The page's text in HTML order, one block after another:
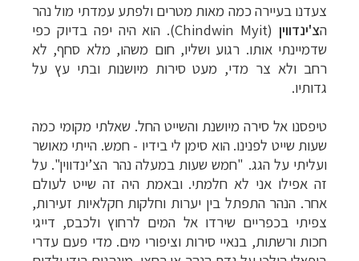
צעדנו בעיירה כמה מאות מטרים ולפתע עמדתי מול נהר
הצ'ינדווין (Chindwin Myit). הוא היה יפה בדיוק כפי
שדמיינתי אותו. רגוע ושליו, חום משהו, מלא סחף, לא
רחב ולא צר מדי, מעט סירות מיושנות ובתי עץ על
גדותיו.
טיפסנו אל סירה מיושנת והשייט החל. שאלתי מקומי כמה
שעות שייט לפנינו. הוא סימן לי בידיו - חמש. הייתי מאושר
ועליתי על הגג. "חמש שעות במעלה נהר הצ’ינדווין". על
זה אפילו אני לא חלמתי. ובאמת היה זה שייט לעולם
אחר. הנהר התפתל בין יערות וחלקות חקלאיות זעירות,
צפיתי בכפריים שירדו אל המים לרחוץ ולכבס, דייגי
חכות ורשתות, בנאיי סירות וציפורי מים. מדי פעם עדרי